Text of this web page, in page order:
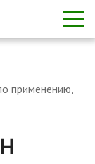
применению,